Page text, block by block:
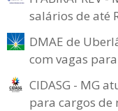
salários de até
DMAE de
com vagas
CIDASG - MG
para cargos de